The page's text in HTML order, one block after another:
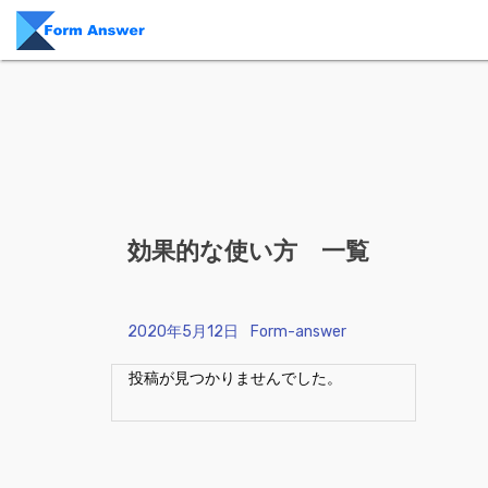
効果的な使い方 一覧
Posted on
2020年5月12日 Posted by
Form-answer
投稿が見つかりませんでした。